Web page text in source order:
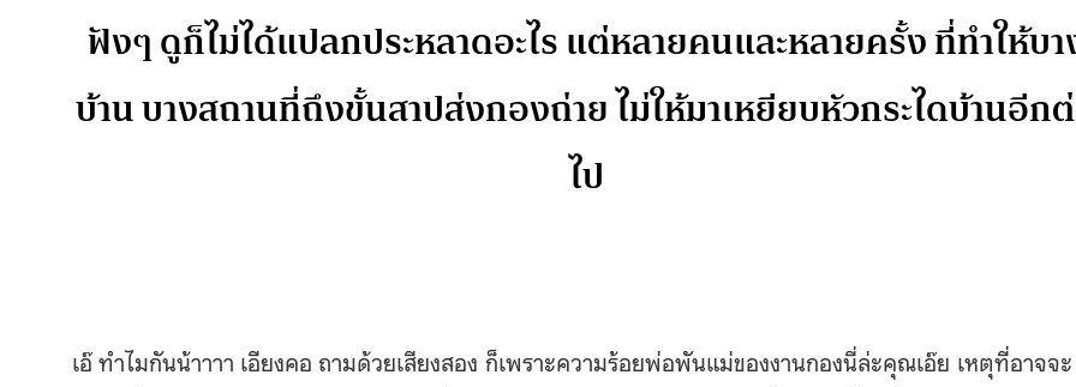
ฟังๆ ดูก็ไม่ได้แปลกประหลาดอะไร แต่หลายคนและหลายครั้ง ที่ทำให้บ
บ้าน บางสถานที่ถึงขั้นสาปส่งกองถ่าย ไม่ให้มาเหยียบหัวกระไดบ้านอีก
ไป
เอ๊ ทำไมกันน้าาาา เอียงคอ ถามด้วยเสียงสอง ก็เพราะความร้อยพ่อพันแม่ของงานกองนี่ล่ะคุณเอ๊ย เหตุที่อาจจะ